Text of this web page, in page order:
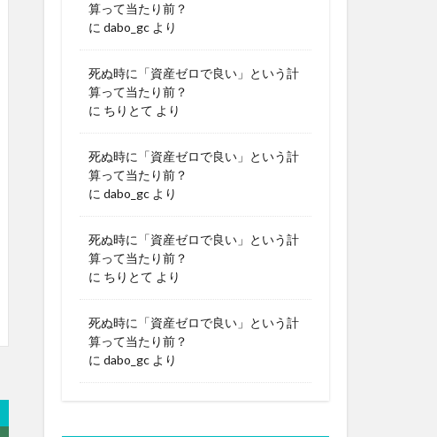
算って当たり前？
に dabo_gc より
死ぬ時に「資産ゼロで良い」という計
算って当たり前？
に ちりとて より
死ぬ時に「資産ゼロで良い」という計
算って当たり前？
に dabo_gc より
死ぬ時に「資産ゼロで良い」という計
算って当たり前？
に ちりとて より
死ぬ時に「資産ゼロで良い」という計
算って当たり前？
に dabo_gc より